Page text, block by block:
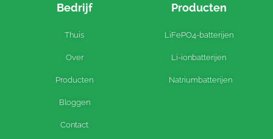
Bedrijf
Thuis
Over
Producten
Bloggen
Contact
Producten
LiFePO4-batterijen
Li-ionbatterijen
Natriumbatterijen